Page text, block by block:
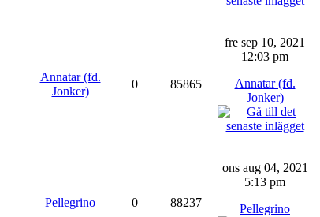
Annatar (fd.
Jonker)
0 85865
fre sep 10, 2021
12:03 pm
Annatar (fd.
Jonker)
Pellegrino 0 88237
ons aug 04, 2021
5:13 pm
Pellegrino